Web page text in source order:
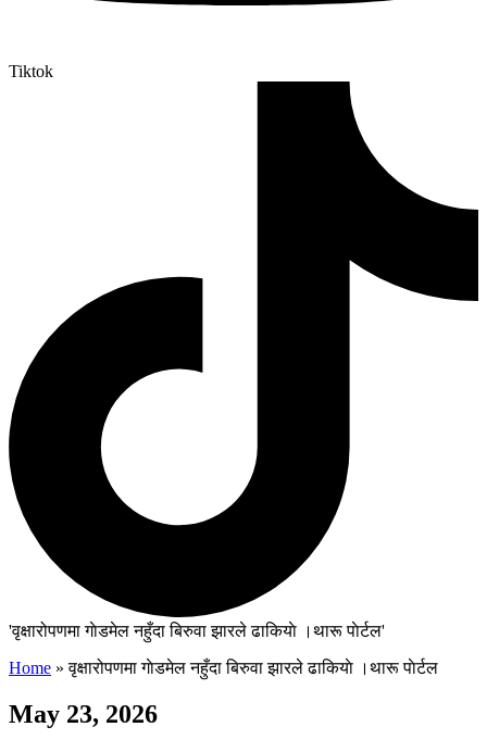
Tiktok
'वृक्षारोपणमा गाेडमेल नहुँदा बिरुवा झारले ढाकियाे ।थारू पाेर्टल'
Home »वृक्षारोपणमा गाेडमेल नहुँदा बिरुवा झारले ढाकियाे ।थारू पाेर्टल
May 23, 2026